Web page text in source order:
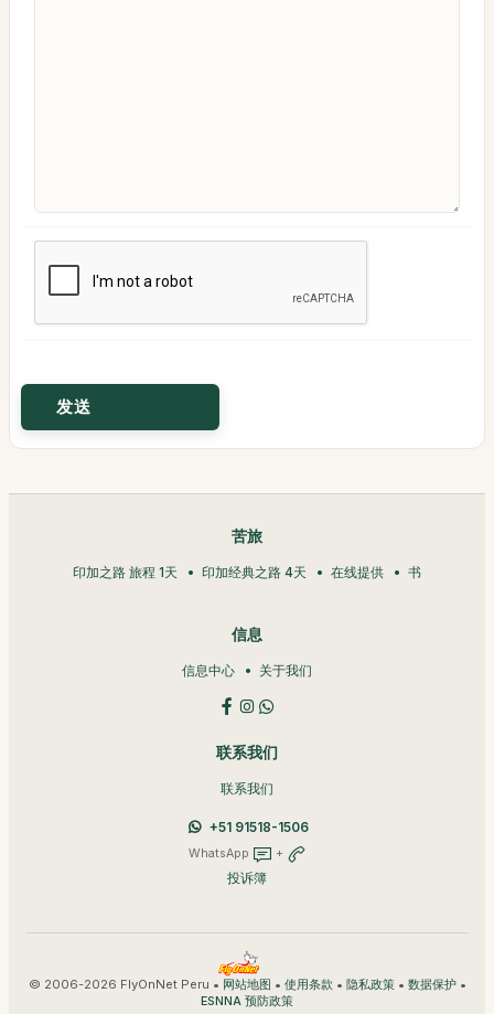
苦旅
印加之路 旅程 1天 印加经典之路 4天 在线提供 书
信息
信息中心 关于我们
联系我们
联系我们
+51 91518-1506
WhatsApp +
投诉簿
© 2006-2026 FlyOnNet Peru • 网站地图 • 使用条款 • 隐私政策• 数据保护•
ESNNA 预防政策